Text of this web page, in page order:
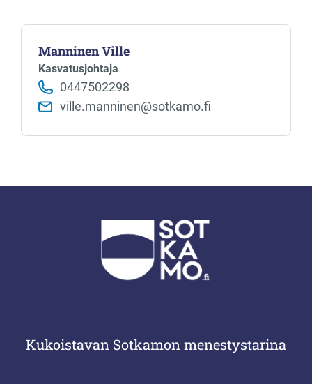
Manninen Ville
Kasvatusjohtaja
0447502298
ville.manninen@sotkamo.fi
Kukoistavan Sotkamon menestystarina